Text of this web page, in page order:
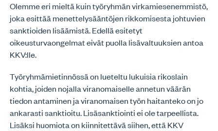
Olemme eri mieltä kuin työryhmän virkamiesenemmistö,
joka esittää menettelysääntöjen rikkomisesta johtuvien
sanktioiden lisäämistä. Edellä esitetyt
oikeusturvaongelmat eivät puolla lisävaltuuksien antoa
KKV:lle.
Työryhmämietinnössä on lueteltu lukuisia rikoslain
kohtia, joiden nojalla viranomaiselle annetun väärän
tiedon antaminen ja viranomaisen työn haitanteko on jo
ankarasti sanktioitu. Lisäsanktiointi ei ole tarpeellista.
Lisäksi huomiota on kiinnitettävä siihen, että KKV